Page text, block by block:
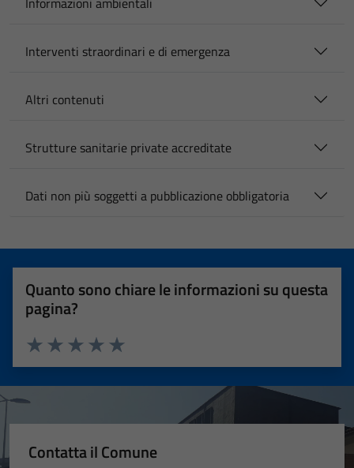
Interventi straordinari e di emergenza
Altri contenuti
Strutture sanitarie private accreditate
Dati non più soggetti a pubblicazione obbligatoria
Quanto sono chiare le informazioni su questa
pagina?
Valuta 5 stelle su 5
Valuta 4 stelle su 5
Valuta 3 stelle su 5
Valuta 2 stelle su 5
Valuta 1 stelle su 5
Contatta il Comune